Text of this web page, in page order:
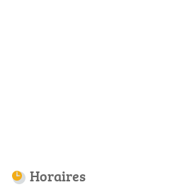
Horaires